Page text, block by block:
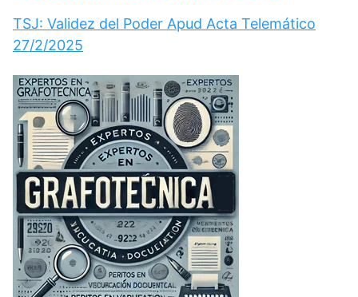
TSJ: Validez del Poder Apud Acta Telemático
27/2/2025